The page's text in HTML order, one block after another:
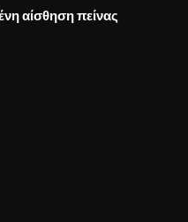
αίσθηση πείνας